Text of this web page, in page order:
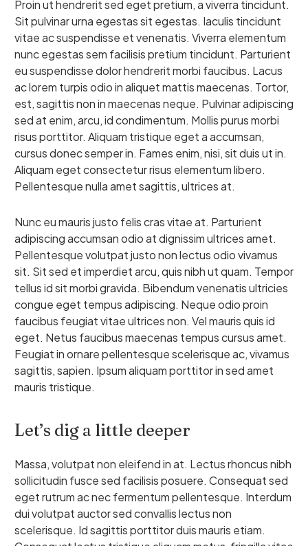
Proin ut hendrerit sed eget pretium, a viverra tincidunt.
Sit pulvinar urna egestas sit egestas. Iaculis tincidunt
vitae ac suspendisse et venenatis. Viverra elementum
nunc egestas sem facilisis pretium tincidunt. Parturient
eu suspendisse dolor hendrerit morbi faucibus. Lacus
ac lorem turpis odio in aliquet mattis maecenas. Tortor,
est, sagittis non in maecenas neque. Pulvinar adipiscing
sed at enim, arcu, id condimentum. Mollis purus morbi
risus porttitor. Aliquam tristique eget a accumsan,
cursus donec semper in. Fames enim, nisi, sit duis ut in.
Aliquam eget consectetur risus elementum libero.
Pellentesque nulla amet sagittis, ultrices at.
Nunc eu mauris justo felis cras vitae at. Parturient
adipiscing accumsan odio at dignissim ultrices amet.
Pellentesque volutpat justo non lectus odio vivamus
sit. Sit sed et imperdiet arcu, quis nibh ut quam. Tempor
tellus id sit morbi gravida. Bibendum venenatis ultricies
congue eget tempus adipiscing. Neque odio proin
faucibus feugiat vitae ultrices non. Vel mauris quis id
eget. Netus faucibus maecenas tempus cursus amet.
Feugiat in ornare pellentesque scelerisque ac, vivamus
sagittis, sapien. Ipsum aliquam porttitor in sed amet
mauris tristique.
Let’s dig a little deeper
Massa, volutpat non eleifend in at. Lectus rhoncus nibh
sollicitudin fusce sed facilisis posuere. Consequat sed
eget rutrum ac nec fermentum pellentesque. Interdum
dui volutpat auctor sed convallis lectus non
scelerisque. Id sagittis porttitor duis mauris etiam.